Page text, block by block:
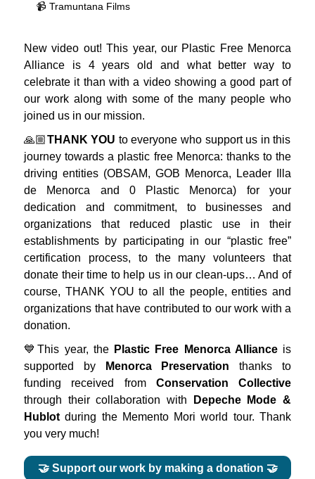
📹 Tramuntana Films
New video out! This year, our Plastic Free Menorca
Alliance is 4 years old and what better way to
celebrate it than with a video showing a good part of
our work along with some of the many people who
joined us in our mission.
🙏🏼THANK YOU to everyone who support us in this
journey towards a plastic free Menorca: thanks to the
driving entities (OBSAM, GOB Menorca, Leader Illa
de Menorca and 0 Plastic Menorca) for your
dedication and commitment, to businesses and
organizations that reduced plastic use in their
establishments by participating in our “plastic free”
certification process, to the many volunteers that
donate their time to help us in our clean-ups… And of
course, THANK YOU to all the people, entities and
organizations that have contributed to our work with a
donation.
💙This year, the Plastic Free Menorca Alliance is
supported by
Menorca Preservationthanks to
funding received from Conservation Collective
through their collaboration with
Depeche Mode &
Hublotduring the Memento Mori world tour. Thank
you very much!
🤝 Support our work by making a donation 🤝